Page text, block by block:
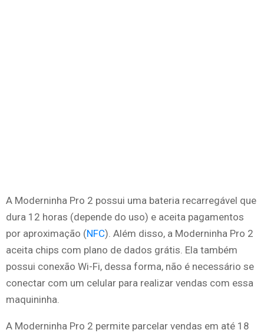
A Moderninha Pro 2 possui uma bateria recarregável que
dura 12 horas (depende do uso) e aceita pagamentos
por aproximação (NFC). Além disso, a Moderninha Pro 2
aceita chips com plano de dados grátis. Ela também
possui conexão Wi-Fi, dessa forma, não é necessário se
conectar com um celular para realizar vendas com essa
maquininha.
A Moderninha Pro 2 permite parcelar vendas em até 18